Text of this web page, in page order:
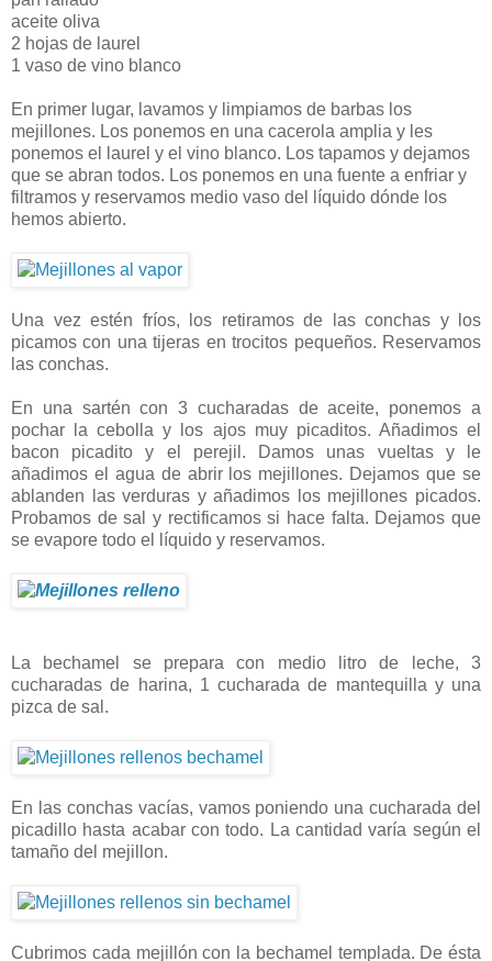
aceite oliva
2 hojas de laurel
1 vaso de vino blanco
En primer lugar, lavamos y limpiamos de barbas los
mejillones. Los ponemos en una cacerola amplia y les
ponemos el laurel y el vino blanco. Los tapamos y dejamos
que se abran todos. Los ponemos en una fuente a enfriar y
filtramos y reservamos medio vaso del líquido dónde los
hemos abierto.
Una vez estén fríos, los retiramos de las conchas y los
picamos con una tijeras en trocitos pequeños. Reservamos
las conchas.
En una sartén con 3 cucharadas de aceite, ponemos a
pochar la cebolla y los ajos muy picaditos. Añadimos el
bacon picadito y el perejil. Damos unas vueltas y le
añadimos el agua de abrir los mejillones. Dejamos que se
ablanden las verduras y añadimos los mejillones picados.
Probamos de sal y rectificamos si hace falta. Dejamos que
se evapore todo el líquido y reservamos.
La bechamel se prepara con medio litro de leche, 3
cucharadas de harina, 1 cucharada de mantequilla y una
pizca de sal.
En las conchas vacías, vamos poniendo una cucharada del
picadillo hasta acabar con todo. La cantidad varía según el
tamaño del mejillon.
Cubrimos cada mejillón con la bechamel templada. De ésta